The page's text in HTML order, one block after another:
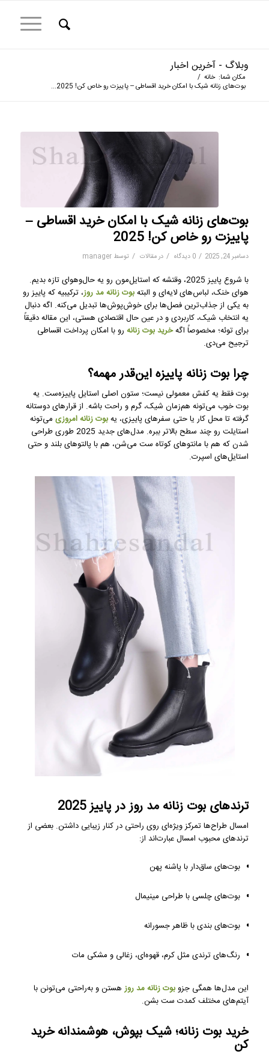
وبلاگ - آخرین اخبار
مکان شما: خانه /
بوت‌های زنانه شیک با امکان خرید اقساطی – پاییزت رو خاص کن! 2025...
بوت‌های زنانه شیک با امکان خرید اقساطی –
پاییزت رو خاص کن! 2025
دسامبر 24, 2025 / 0 دیدگاه / درمقالات / توسط manager
با شروع پاییز 2025، وقتشه که استایل‌مون رو یه حال‌وهوای تازه بدیم.
هوای خنک، لباس‌های لایه‌ای و البتهبوت زنانه مد روز، ترکیبیه که پاییز رو
به یکی از جذاب‌ترین فصل‌ها برای خوش‌پوش‌ها تبدیل می‌کنه. اگه دنبال
یه انتخاب شیک، کاربردی و در عین حال اقتصادی هستی، این مقاله دقیقاً
برای توئه؛ مخصوصاً اگهخرید بوت زنانهرو با امکان پرداخت اقساطی
ترجیح می‌دی.
چرا بوت زنانه پاییزه این‌قدر مهمه؟
بوت فقط یه کفش معمولی نیست؛ ستون اصلی استایل پاییزه‌ست. یه
بوت خوب می‌تونه هم‌زمان شیک، گرم و راحت باشه. از قرارهای دوستانه
گرفته تا محل کار یا حتی سفرهای پاییزی، یهبوت زنانه امروزیمی‌تونه
استایلت رو چند سطح بالاتر ببره. مدل‌های جدید 2025 طوری طراحی
شدن که هم با مانتوهای کوتاه ست می‌شن، هم با پالتوهای بلند و حتی
استایل‌های اسپرت.
ترندهای بوت زنانه مد روز در پاییز 2025
امسال طراح‌ها تمرکز ویژه‌ای روی راحتی در کنار زیبایی داشتن. بعضی از
ترندهای محبوب امسال عبارت‌اند از:
بوت‌های ساق‌دار با پاشنه پهن
بوت‌های چلسی با طراحی مینیمال
بوت‌های بندی با ظاهر جسورانه
رنگ‌های ترندی مثل کرم، قهوه‌ای، زغالی و مشکی مات
این مدل‌ها همگی جزوبوت زنانه مد روزهستن و به‌راحتی می‌تونن با
آیتم‌های مختلف کمدت ست بشن.
خرید بوت زنانه؛ شیک بپوش، هوشمندانه خرید
کن